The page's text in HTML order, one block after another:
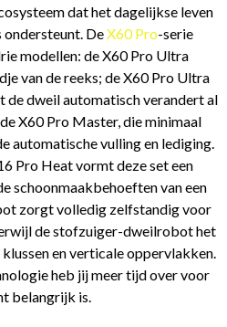
dat het dagelijkse leven
ondersteunt. DeX60 Pro-serie
modellen: de X60 Pro Ultra
van de reeks; de X60 Pro Ultra
de dweil automatisch verandert al
X60 Pro Master, die minimaal
automatische vulling en lediging.
Pro Heat vormt deze set een
schoonmaakbehoeften van een
zorgt volledig zelfstandig voor
de stofzuiger-dweilrobot het
en verticale oppervlakken.
heb jij meer tijd over voor
belangrijk is.